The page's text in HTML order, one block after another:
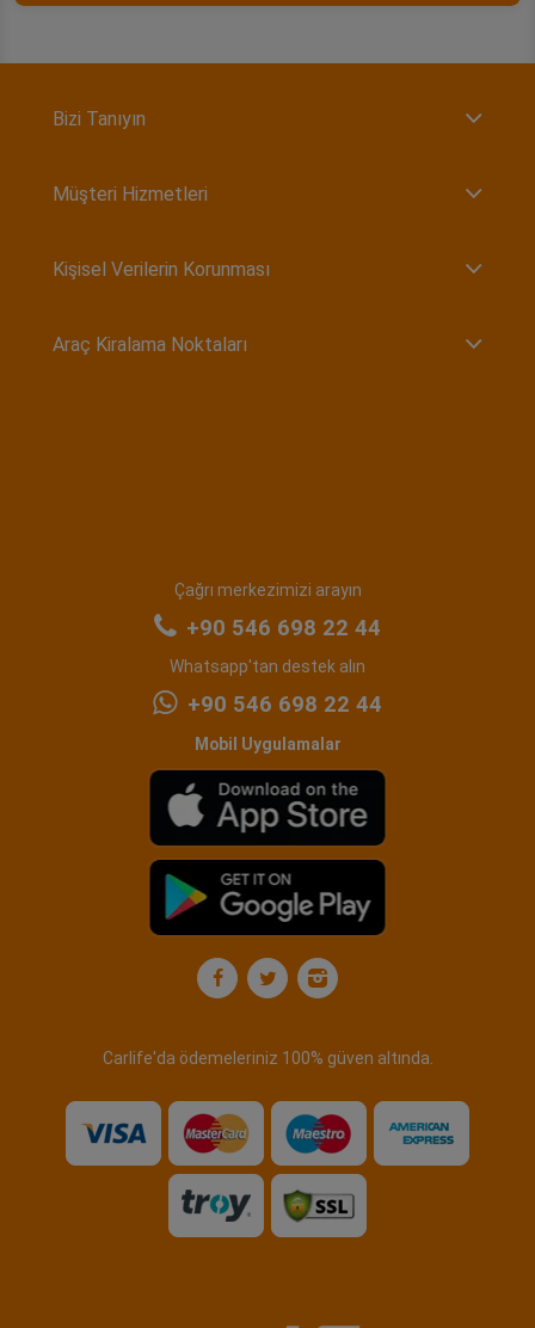
Bizi Tanıyın
Müşteri Hizmetleri
Kişisel Verilerin Korunması
Araç Kiralama Noktaları
Çağrı merkezimizi arayın
+90 546 698 22 44
Whatsapp'tan destek alın
+90 546 698 22 44
Mobil Uygulamalar
Carlife'da ödemeleriniz 100% güven altında.